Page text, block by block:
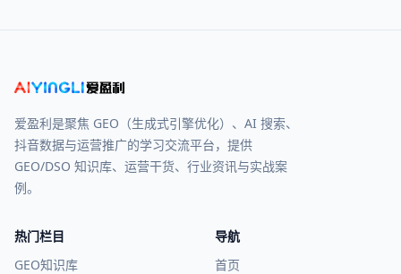
爱盈利是聚焦 GEO（生成式引擎优化）、AI 搜索、
抖音数据与运营推广的学习交流平台，提供
GEO/DSO 知识库、运营干货、行业资讯与实战案
例。
热门栏目
GEO知识库
导航
首页